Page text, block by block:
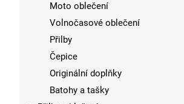
Moto oblečení
Volnočasové oblečení
Přilby
Čepice
Originální doplňky
Batohy a tašky